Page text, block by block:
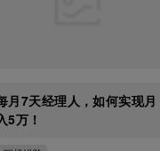
月7天经理人，如何实现月
5万！